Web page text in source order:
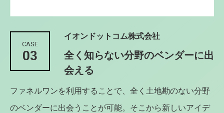
CASE
03
イオンドットコム株式会社
全く知らない分野のベンダーに出
会える
ファネルワンを利用することで、全く土地勘のない分野
のベンダーに出会うことが可能。そこから新しいアイデ